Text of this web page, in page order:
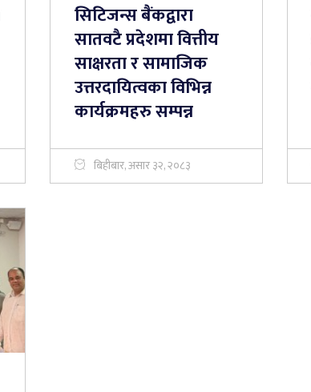
सिटिजन्स बैंकद्वारा
सातवटै प्रदेशमा वित्तीय
साक्षरता र सामाजिक
उत्तरदायित्वका विभिन्न
कार्यक्रमहरु सम्पन्न
बिहीबार, असार ३२, २०८३